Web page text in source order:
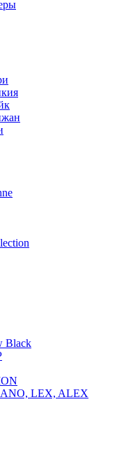
Black
LEX, ALEX